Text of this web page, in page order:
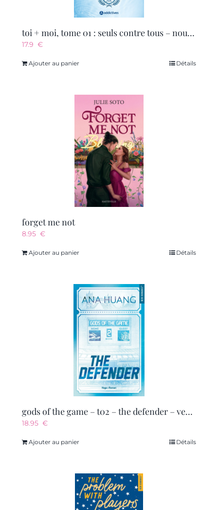
toi + moi, tome 01 : seuls contre tous – nouvelle edition – adapte en film sur prime
17.9 €
Ajouter au panier Détails
forget me not
8.95 €
Ajouter au panier Détails
gods of the game – t02 – the defender – version francaise – gods of the game tome 2
18.95 €
Ajouter au panier Détails